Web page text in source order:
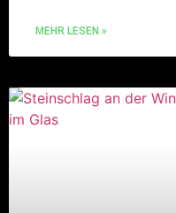
MEHR LESEN »